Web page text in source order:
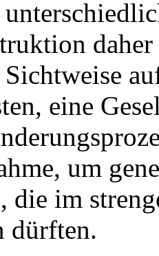
eine
um
die im
dürften.